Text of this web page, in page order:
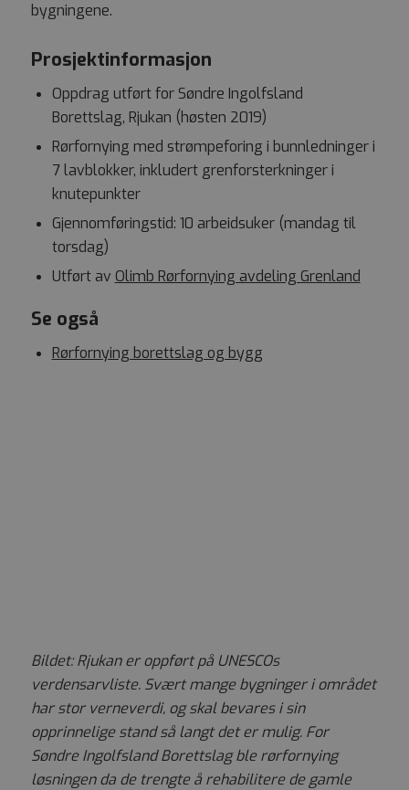
bygningene.
Prosjektinformasjon
Oppdrag utført for Søndre Ingolfsland
Borettslag, Rjukan (høsten 2019)
Rørfornying med strømpeforing i bunnledninger i
7 lavblokker, inkludert grenforsterkninger i
knutepunkter
Gjennomføringstid: 10 arbeidsuker (mandag til
torsdag)
Utført av Olimb Rørfornying avdeling Grenland
Se også
Rørfornying borettslag og bygg
Bildet: Rjukan er oppført på UNESCOs
verdensarvliste. Svært mange bygninger i området
har stor verneverdi, og skal bevares i sin
opprinnelige stand så langt det er mulig. For
Søndre Ingolfsland Borettslag ble rørfornying
løsningen da de trengte å rehabilitere de gamle